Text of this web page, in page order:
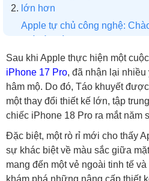
lớn hơn
Apple tự chủ công nghệ:
Sau khi Apple thực hiện một
iPhone 17 Pro, đã nhận lại
hâm mộ. Do đó, Táo khuyết
một thay đổi thiết kế lớn, tập
chiếc iPhone 18 Pro ra mắt năm
Đặc biệt, một rò rỉ mới cho thấy
sự khác biệt về màu sắc giữa
mang đến một vẻ ngoài tinh tế
khám phá những nâng cấp thiết